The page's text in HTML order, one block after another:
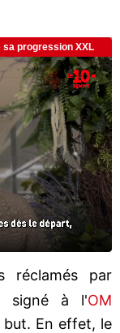
réclamés par
signé à l'OM
En effet, le